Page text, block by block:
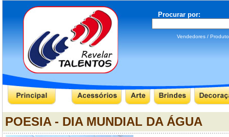
Procurar por:
Vendedores /
POESIA - DIA MUNDIAL DA ÁGUA